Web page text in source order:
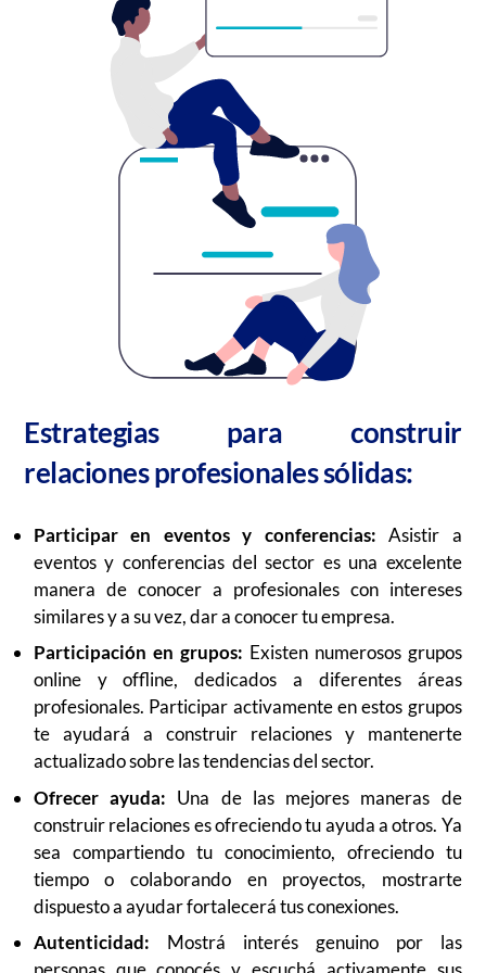
Estrategias para construir
relaciones profesionales sólidas:
Participar en eventos y conferencias: Asistir a
eventos y conferencias del sector es una excelente
manera de conocer a profesionales con intereses
similares y a su vez, dar a conocer tu empresa.
Participación en grupos: Existen numerosos grupos
online y offline, dedicados a diferentes áreas
profesionales. Participar activamente en estos grupos
te ayudará a construir relaciones y mantenerte
actualizado sobre las tendencias del sector.
Ofrecer ayuda: Una de las mejores maneras de
construir relaciones es ofreciendo tu ayuda a otros. Ya
sea compartiendo tu conocimiento, ofreciendo tu
tiempo o colaborando en proyectos, mostrarte
dispuesto a ayudar fortalecerá tus conexiones.
Autenticidad: Mostrá interés genuino por las